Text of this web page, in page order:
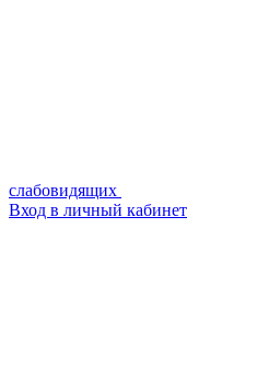
слабовидящих
Вход в личный кабинет